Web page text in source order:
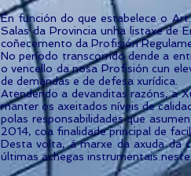
En función do que estabelece o
Salas da Provincia unha listaxe de
coñecemento da Profisión
No período transcorrido dende a
o vencello da nosa Profisión cun
de demandas e de defesa xurídica.
Atendendo a devanditas razóns, a
manter os axeitados níveis de
polas responsabilidades que
2014, coa finalidade principal de
Desta volta, á marxe da axuda da
últimas achegas instrumentais neste